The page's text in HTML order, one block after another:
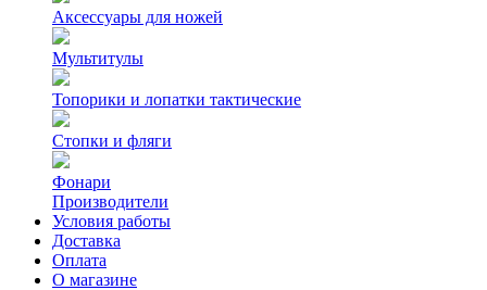
Аксессуары для ножей
Мультитулы
Топорики и лопатки тактические
Стопки и фляги
Фонари
Производители
Условия работы
Доставка
Оплата
О магазине